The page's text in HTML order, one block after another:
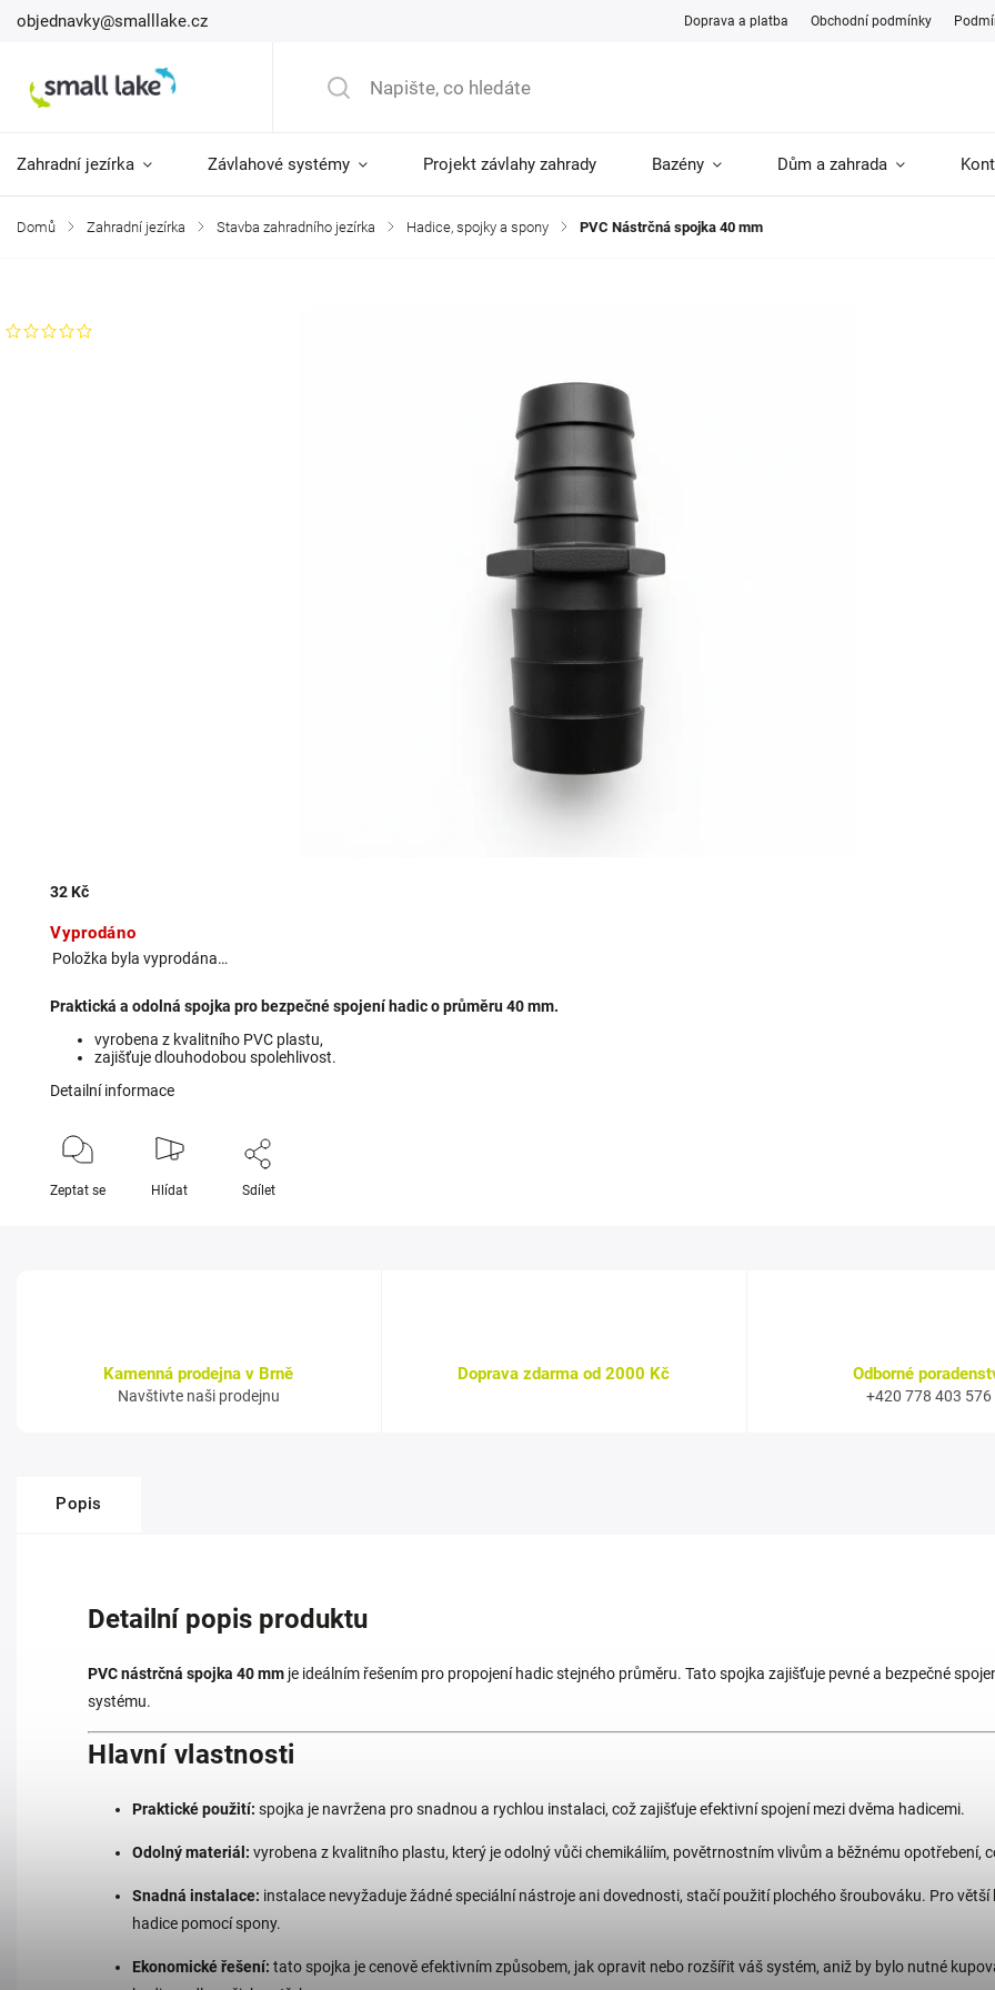
objednavky@smalllake.cz Doprava a platba Obchodní podmínky
Zahradní jezírka Závlahové systémy Projekt závlahy zahrady Bazény Dům a zahrada
Domů / Zahradní jezírka / Stavba zahradního jezírka / Hadice, spojky a spony / PVC Nástrčná spojka 40 mm
32 Kč
Vyprodáno
Položka byla vyprodána…
Praktická a odolná spojka pro bezpečné spojení hadic o průměru 40 mm.
vyrobena z kvalitního PVC plastu,
zajišťuje dlouhodobou spolehlivost.
Detailní informace
Zeptat se Hlídat Sdílet
Kamenná prodejna v Brně
Navštivte naši prodejnu
Doprava zdarma od 2000 Kč Odborné
+420 778 403 576
Popis
Detailní popis produktu
PVC nástrčná spojka 40 mm je ideálním řešením pro propojení hadic stejného průměru. Tato spojka zajišťuje pevné a bezpečné
systému.
Hlavní vlastnosti
Praktické použití: spojka je navržena pro snadnou a rychlou instalaci, což zajišťuje efektivní spojení mezi dvěma hadicemi.
Odolný materiál: vyrobena z kvalitního plastu, který je odolný vůči chemikáliím, povětrnostním vlivům a běžnému opotřebení,
Snadná instalace: instalace nevyžaduje žádné speciální nástroje ani dovednosti, stačí použití plochého šroubováku. Pro
hadice pomocí spony.
Ekonomické řešení: tato spojka je cenově efektivním způsobem, jak opravit nebo rozšířit váš systém, aniž by bylo nutné